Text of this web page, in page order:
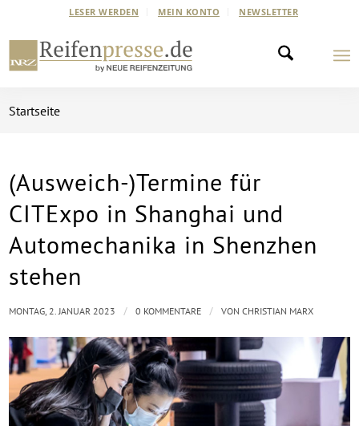
LESER WERDEN MEIN KONTO NEWSLETTER
Startseite
(Ausweich-)Termine für
CITExpo in Shanghai und
Automechanika in Shenzhen
stehen
MONTAG, 2. JANUAR 2023 / 0 KOMMENTARE / VONCHRISTIAN MARX